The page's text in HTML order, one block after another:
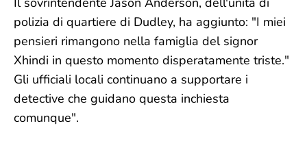
polizia di quartiere di Dudley, ha aggiunto: "I miei
pensieri rimangono nella famiglia del signor
Xhindi in questo momento disperatamente triste."
Gli ufficiali locali continuano a supportare i
detective che guidano questa inchiesta
comunque".